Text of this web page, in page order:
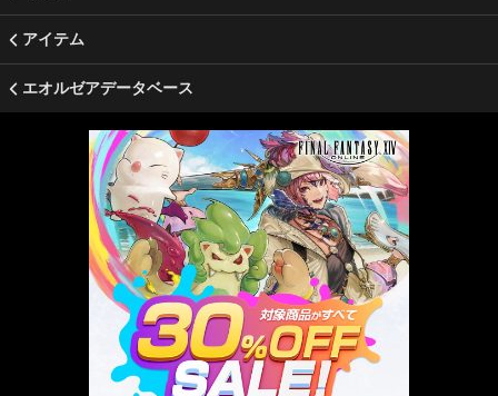
アイテム
エオルゼアデータベース